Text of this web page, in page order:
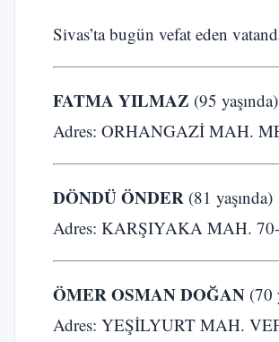
Sivas’ta bugün vefat eden
FATMA YILMAZ (95 yaşında)
Adres: ORHANGAZİ MAH.
DÖNDÜ ÖNDER (81 yaşında)
Adres: KARŞIYAKA MAH.
ÖMER OSMAN DOĞAN (70
Adres: YEŞİLYURT MAH.